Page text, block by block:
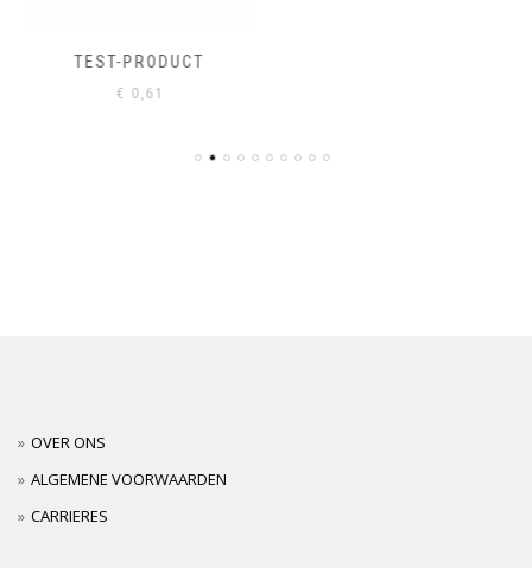
TEST-PRODUCT
€0,61
OVER ONS
ALGEMENE VOORWAARDEN
CARRIERES